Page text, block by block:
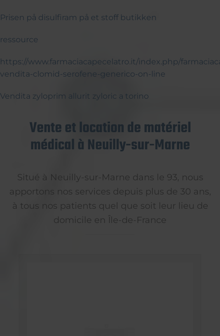
Prisen på disulfiram på et stoff butikken
ressource
https://www.farmaciacapecelatro.it/index.php/
vendita-clomid-serofene-generico-on-line
Vendita zyloprim allurit zyloric a torino
Vente et location de matériel
médical à Neuilly-sur-Marne
Situé à Neuilly-sur-Marne dans le 93, nous
apportons nos services depuis plus de 30 ans,
à tous nos patients quel que soit leur lieu de
domicile en Île-de-France